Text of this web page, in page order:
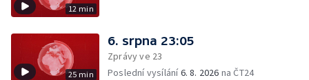
12 min
25 min
6. srpna 23:05
Zprávy ve 23
Poslední vysílání6. 8. 2026 na ČT24